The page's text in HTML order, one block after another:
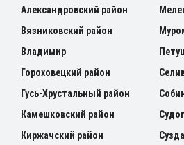
Александровский район
Вязниковский район
Владимир
Гороховецкий район
Гусь-Хрустальный район
Камешковский район
Киржачский район